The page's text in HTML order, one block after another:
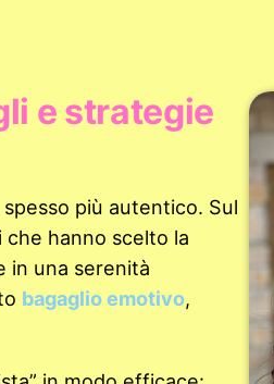
e strategie
più autentico. Sul
hanno scelto la
in una serenità
bagaglio emotivo,